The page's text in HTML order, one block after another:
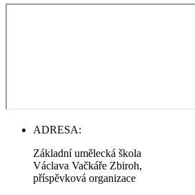
ADRESA:
Základní umělecká škola
Václava Vačkáře Zbiroh,
příspěvková organizace